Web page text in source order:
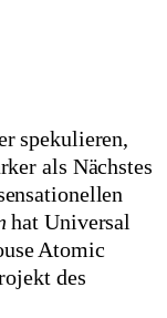
spekulieren,
als Nächstes
hat Universal
Atomic
des